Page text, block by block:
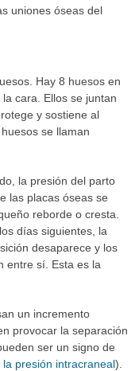
uniones óseas del
Hay 8 huesos en
cara. Ellos se juntan
y sostiene al
se llaman
la presión del parto
las placas óseas se
reborde o cresta.
días siguientes, la
desaparece y los
entre sí. Esta es la
un incremento
provocar la separación
ser un signo de
presión intracraneal).